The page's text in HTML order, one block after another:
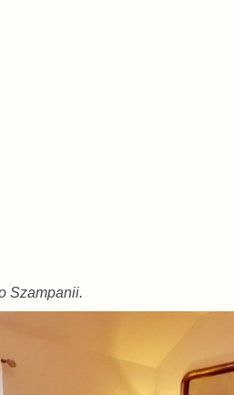
Szampanii.